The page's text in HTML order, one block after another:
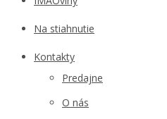
Na stiahnutie
Kontakty
Predajne
O nás